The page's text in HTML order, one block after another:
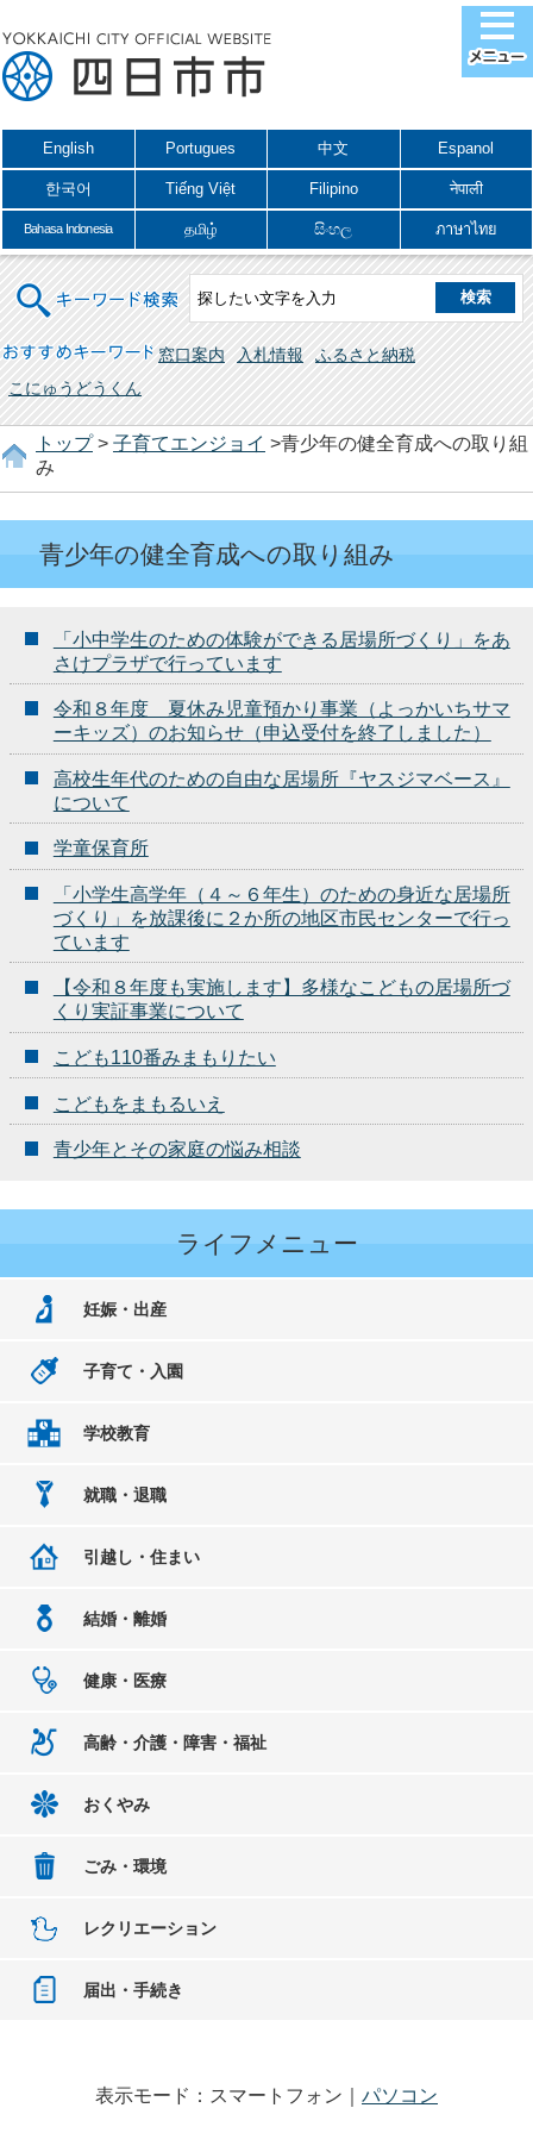
English Portugues 中文 Espanol
한국어 Tiếng Việt Filipino नेपाली
Bahasa Indonesia தமிழ் සිංහල ภาษาไทย
キーワード検索
おすすめキーワード 窓口案内 入札情報
ふるさと納税
こにゅうどうくん
トップ> 子育てエンジョイ >青少年の健全育成への取り組
み
青少年の健全育成への取り組み
「小中学生のための体験ができる居場所づくり」をあ
さけプラザで行っています
令和８年度 夏休み児童預かり事業（よっかいちサマ
ーキッズ）のお知らせ（申込受付を終了しました）
高校生年代のための自由な居場所『ヤスジマベース』
について
学童保育所
「小学生高学年（４～６年生）のための身近な居場所
づくり」を放課後に２か所の地区市民センターで行っ
ています
【令和８年度も実施します】多様なこどもの居場所づ
くり実証事業について
こども110番みまもりたい
こどもをまもるいえ
青少年とその家庭の悩み相談
ライフメニュー
妊娠・出産
子育て・入園
学校教育
就職・退職
引越し・住まい
結婚・離婚
健康・医療
高齢・介護・障害・福祉
おくやみ
ごみ・環境
レクリエーション
届出・手続き
表示モード：スマートフォン｜ パソコン